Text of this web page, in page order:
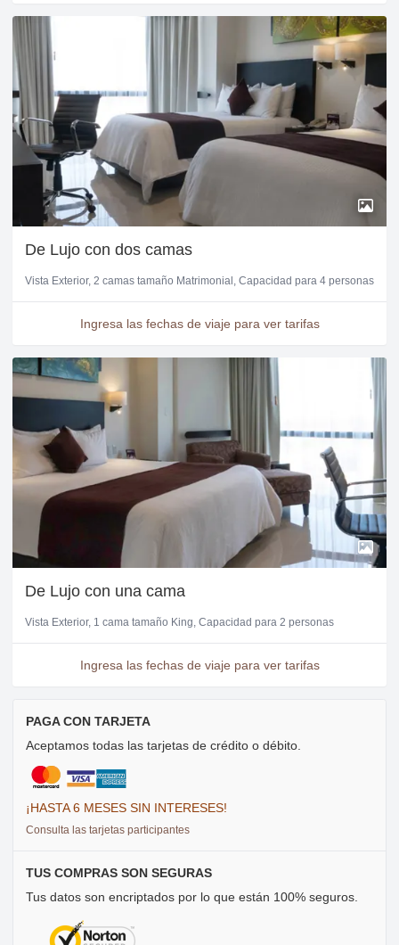
De Lujo con dos camas
Vista Exterior 2 camas tamaño Matrimonial Capacidad para 4 personas
Ingresa las fechas de viaje para ver tarifas
De Lujo con una cama
Vista Exterior 1 cama tamaño King Capacidad para 2 personas
Ingresa las fechas de viaje para ver tarifas
PAGA CON TARJETA
Aceptamos todas las tarjetas de crédito o débito.
¡HASTA 6 MESES SIN INTERESES!
Consulta las tarjetas participantes
TUS COMPRAS SON SEGURAS
Tus datos son encriptados por lo que están 100% seguros.